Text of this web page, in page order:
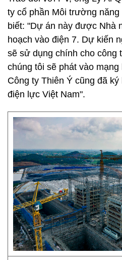
ty cổ phần Môi trường
biết: "Dự án này được Nhà
hoạch vào điện 7. Dự kiến
sẽ sử dụng chính cho công
chúng tôi sẽ phát vào
Công ty Thiên Ý cũng đã
điện lực Việt Nam".